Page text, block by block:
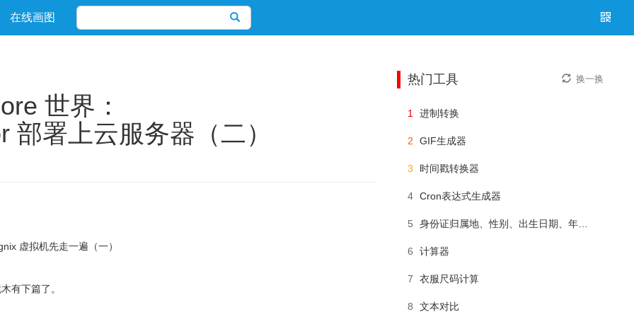
在线画图
世界：
署上云服务器（二）
虚拟机先走一遍（一）
有下篇了。
热门工具 换一换
1 进制转换
2 GIF生成器
3 时间戳转换器
4 Cron表达式生成器
5 身份证归属地、性别、出生日期、年龄查询
6 计算器
7 衣服尺码计算
8 文本对比